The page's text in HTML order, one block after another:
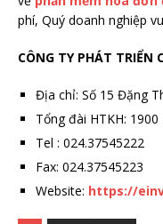
phí, Quý doanh nghiệp
CÔNG TY PHÁT TRIỂN
Địa chỉ: Số 15 Đặng
Tổng đài HTKH:
Tel : 024.37545222
Fax: 024.37545223
Website: https://